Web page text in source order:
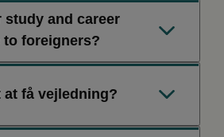
til videregående uddannelse,
arbejdsmarkedet samt
velkomne til vejledning. Vi
dem med afsluttet
og voksne på og uden for
study and career
to foreigners?
to book a free appointment with
an education in Denmark and
your options.
at få vejledning?